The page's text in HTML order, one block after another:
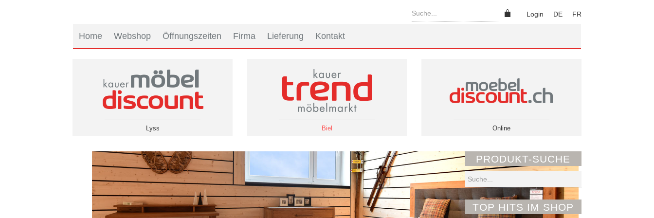
DE FR
Login
Suchen
Home Webshop Öffnungszeiten Firma Lieferung Kontakt
Lyss Biel Online
PRODUKT-SUCHE
Suchen
TOP HITS IM SHOP